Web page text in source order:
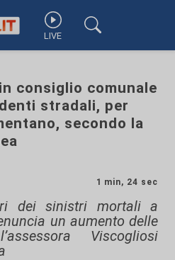
LIVE
consiglio comunale
stradali, per
secondo la
1 min, 24 sec
dei sinistri mortali a
un aumento delle
Viscogliosi